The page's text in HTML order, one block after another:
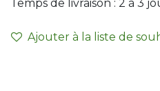
Temps de livraison : 2 à 3
Ajouter à la liste de